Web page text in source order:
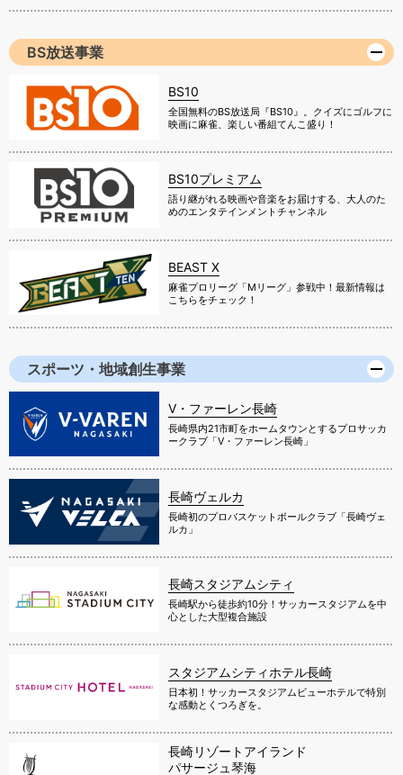
BS放送事業
BS10
全国無料のBS放送局『BS10』。クイズにゴルフに
映画に麻雀、楽しい番組てんこ盛り！
BS10プレミアム
語り継がれる映画や音楽をお届けする、大人のた
めのエンタテインメントチャンネル
BEAST X
麻雀プロリーグ「Mリーグ」参戦中！最新情報は
こちらをチェック！
スポーツ・地域創生事業
V・ファーレン長崎
長崎県内21市町をホームタウンとするプロサッカ
ークラブ「V・ファーレン長崎」
長崎ヴェルカ
長崎初のプロバスケットボールクラブ「長崎ヴェ
ルカ」
長崎スタジアムシティ
長崎駅から徒歩約10分！サッカースタジアムを中
心とした大型複合施設
スタジアムシティホテル長崎
日本初！サッカースタジアムビューホテルで特別
な感動とくつろぎを。
長崎リゾートアイランド
パサージュ琴海